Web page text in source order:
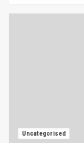
Uncategorised